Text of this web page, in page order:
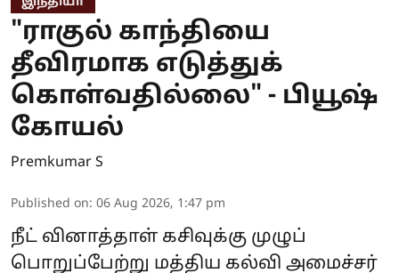
"ராகுல் காந்தியை
தீவிரமாக எடுத்துக்
கொள்வதில்லை" - பியூஷ்
கோயல்
Premkumar S
Published on: 06 Aug 2026, 1:47 pm
நீட் வினாத்தாள் கசிவுக்கு முழுப்
பொறுப்பேற்று மத்திய கல்வி அமைச்சர்